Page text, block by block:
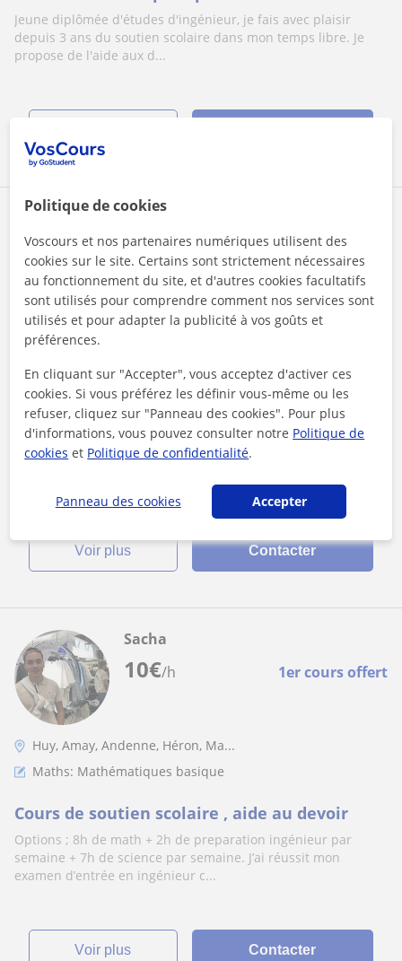
Jeune diplômée d'études d'ingénieur, je fais avec plaisir
depuis 3 ans du soutien scolaire dans mon temps libre. Je
propose de l'aide aux d...
20€/h 1er cours offert
Saint-Nicolas
Maths
Cours de maths pour niveau secondaire et
supérieur
Actuellement en Master Mathématiques à l'Université de
Liège, je donne des cours de maths pour élève du secondaire
voir plus Contacter
10€/h 1er cours offert
Sacha
Huy, Amay, Andenne, Héron, Ma...
Maths: Mathématiques basique
Cours de soutien scolaire , aide au devoir
Options ; 8h de math + 2h de preparation ingénieur par
semaine + 7h de science par semaine. J’ai réussit mon
examen d’entrée en ingénieur c...
voir plus Contacter
Politique de cookies
Voscours et nos partenaires numériques utilisent des
cookies sur le site. Certains sont strictement nécessaires
au fonctionnement du site, et d'autres cookies facultatifs
sont utilisés pour comprendre comment nos services sont
utilisés et pour adapter la publicité à vos goûts et
préférences.
En cliquant sur "Accepter", vous acceptez d'activer ces
cookies. Si vous préférez les définir vous-même ou les
refuser, cliquez sur "Panneau des cookies". Pour plus
d'informations, vous pouvez consulter notre Politique de
cookies et Politique de confidentialité.
Panneau des cookies Accepter